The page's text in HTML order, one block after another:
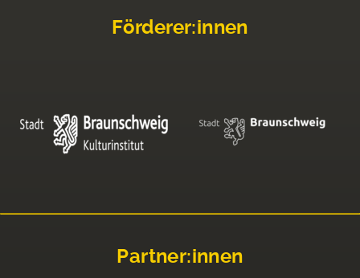
Förderer:innen
Partner:innen